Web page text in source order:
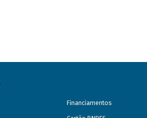
Financiamentos